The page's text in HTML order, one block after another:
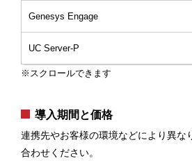
Genesys Engage
UC Server-P
導入期間と価格
連携先やお客様の環境などにより異な
合わせください。